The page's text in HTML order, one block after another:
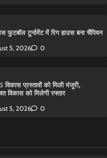
टूर्नामेंट में रिग हाउस बना चैंपियन
5, 2026 0
विकास प्रस्तावों को मिली मंजूरी,
विकास को मिलेगी रफ्तार
5, 2026 0